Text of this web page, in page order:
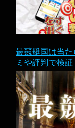
最競艇国は当
ミや評判で検証